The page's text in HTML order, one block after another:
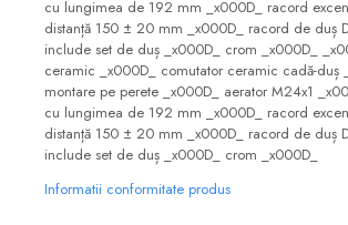
cu lungimea de 192 mm _x000D_ racord
distanță 150 ± 20 mm _x000D_ racord de duș
include set de duș _x000D_ crom _x000D_
ceramic _x000D_ comutator ceramic cadă-duș
montare pe perete _x000D_ aerator M24x1
cu lungimea de 192 mm _x000D_ racord
distanță 150 ± 20 mm _x000D_ racord de duș
include set de duș _x000D_ crom _x000D_
Informatii conformitate produs